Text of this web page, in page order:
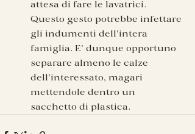
attesa di fare le lavatrici.
Questo gesto potrebbe infettare
gli indumenti dell'intera
famiglia. E' dunque opportuno
separare almeno le calze
dell'interessato, magari
mettendole dentro un
sacchetto di plastica.